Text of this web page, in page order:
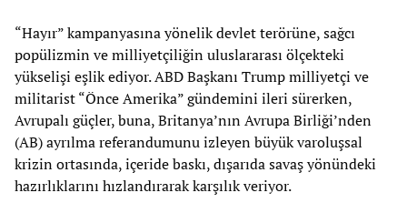
“Hayır” kampanyasına yönelik devlet terörüne, sağcı
popülizmin ve milliyetçiliğin uluslararası ölçekteki
yükselişi eşlik ediyor. ABD Başkanı Trump milliyetçi ve
militarist “Önce Amerika” gündemini ileri sürerken,
Avrupalı güçler, buna, Britanya’nın Avrupa Birliği’nden
(AB) ayrılma referandumunu izleyen büyük varoluşsal
krizin ortasında, içeride baskı, dışarıda savaş yönündeki
hazırlıklarını hızlandırarak karşılık veriyor.